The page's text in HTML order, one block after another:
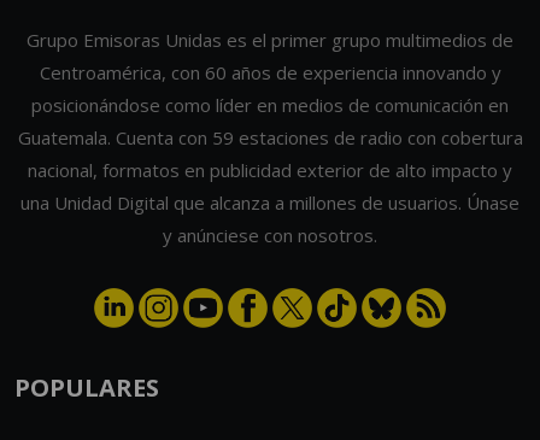
Grupo Emisoras Unidas es el primer grupo multimedios de
Centroamérica, con 60 años de experiencia innovando y
posicionándose como líder en medios de comunicación en
Guatemala. Cuenta con 59 estaciones de radio con cobertura
nacional, formatos en publicidad exterior de alto impacto y
una Unidad Digital que alcanza a millones de usuarios. Únase
y anúnciese con nosotros.
POPULARES